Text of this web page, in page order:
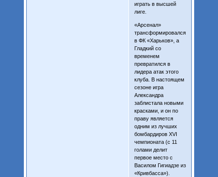
играть в высшей
лиге.
«Арсенал»
трансформировался
в ФК «Харьков», а
Гладкий со
временем
превратился в
лидера атак этого
клуба. В настоящем
сезоне игра
Александра
заблистала новыми
красками, и он по
праву является
одним из лучших
бомбардиров XVI
чемпионата (с 11
голами делит
первое место с
Василом Гигиадзе из
«Кривбасса»).